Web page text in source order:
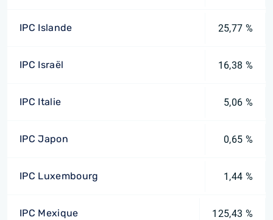
IPC Islande 25,77 %
IPC Israël 16,38 %
IPC Italie 5,06 %
IPC Japon 0,65 %
IPC Luxembourg 1,44 %
IPC Mexique 125,43 %